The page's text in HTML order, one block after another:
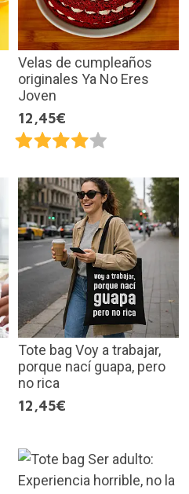
Velas de cumpleaños
originales Ya No Eres
Joven
12,45€
Tote bag Voy a trabajar,
porque nací guapa, pero
no rica
12,45€